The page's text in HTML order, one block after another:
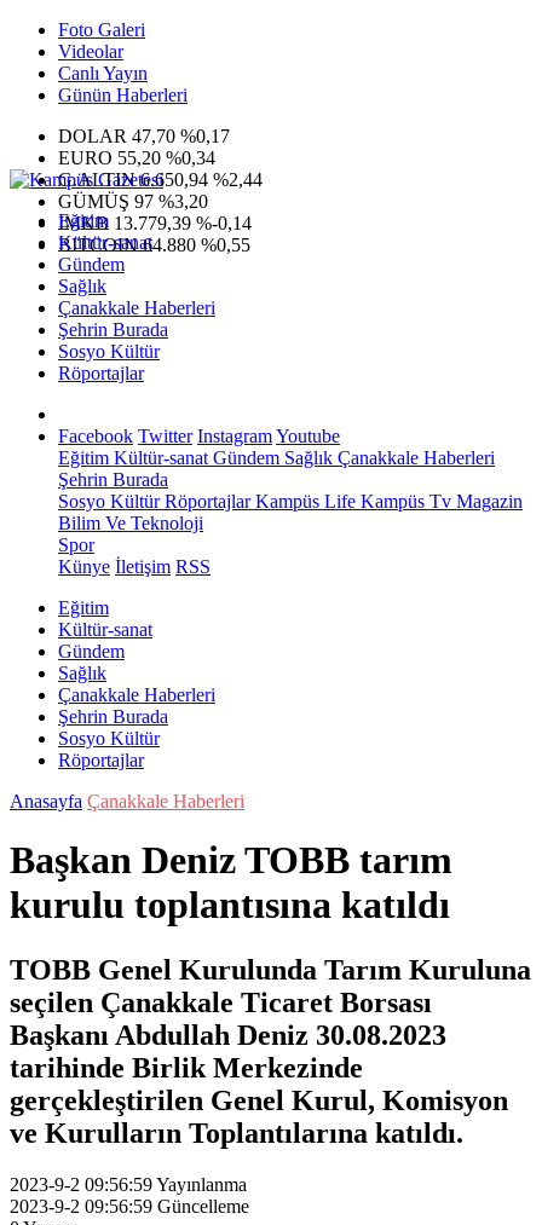
Foto Galeri
Videolar
Canlı Yayın
Günün Haberleri
DOLAR 47,70 %0,17
EURO 55,20 %0,34
G.ALTIN6.650,94 %2,44
GÜMÜŞ 97 %3,20
IMKB 13.779,39 %-0,14
BITCOIN64.880 %0,55
Eğitim
Kültür-sanat
Gündem
Sağlık
Çanakkale Haberleri
Şehrin Burada
Sosyo Kültür
Röportajlar
Facebook Twitter InstagramYoutube
Eğitim Kültür-sanat Gündem Sağlık Çanakkale Haberleri
Şehrin Burada
Sosyo KültürRöportajlarKampüs Life Kampüs Tv Magazin
Bilim Ve Teknoloji
Spor
Künye İletişim RSS
Eğitim
Kültür-sanat
Gündem
Sağlık
Çanakkale Haberleri
Şehrin Burada
Sosyo Kültür
Röportajlar
Anasayfa Çanakkale Haberleri
Başkan Deniz TOBB tarım
kurulu toplantısına katıldı
TOBB Genel Kurulunda Tarım Kuruluna
seçilen Çanakkale Ticaret Borsası
Başkanı Abdullah Deniz 30.08.2023
tarihinde Birlik Merkezinde
gerçekleştirilen Genel Kurul, Komisyon
ve Kurulların Toplantılarına katıldı.
2023-9-2 09:56:59Yayınlanma
2023-9-2 09:56:59 Güncelleme